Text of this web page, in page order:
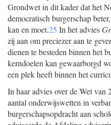
Grondwet in dit kader dat het
democratisch burgerschap
kan en moet.25 In het advies
zij aan om preciezer aan te
dienen te besteden binnen het
kerndoelen kan gewaarborgd
een plek heeft binnen het
In haar advies over de Wet
aantal onderwijswetten in
burgerschapsopdracht aan